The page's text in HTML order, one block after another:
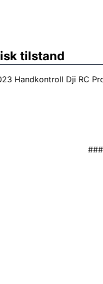
tilstand
Handkontroll Dji RC